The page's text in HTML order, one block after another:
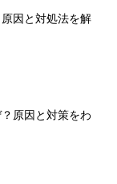
因と対処法を解
原因と対策をわ